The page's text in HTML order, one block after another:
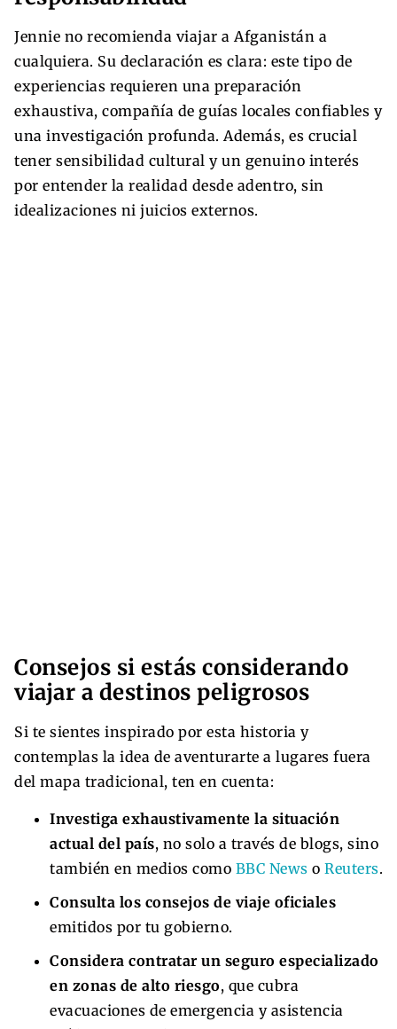
Jennie no recomienda viajar a Afganistán a
cualquiera. Su declaración es clara: este tipo de
experiencias requieren una preparación
exhaustiva, compañía de guías locales confiables y
una investigación profunda. Además, es crucial
tener sensibilidad cultural y un genuino interés
por entender la realidad desde adentro, sin
idealizaciones ni juicios externos.
Consejos si estás considerando
viajar a destinos peligrosos
Si te sientes inspirado por esta historia y
contemplas la idea de aventurarte a lugares fuera
del mapa tradicional, ten en cuenta:
Investiga exhaustivamente la situación
actual del país, no solo a través de blogs, sino
también en medios como BBC News o Reuters.
Consulta los consejos de viaje oficiales
emitidos por tu gobierno.
Considera contratar un seguro especializado
en zonas de alto riesgo, que cubra
evacuaciones de emergencia y asistencia